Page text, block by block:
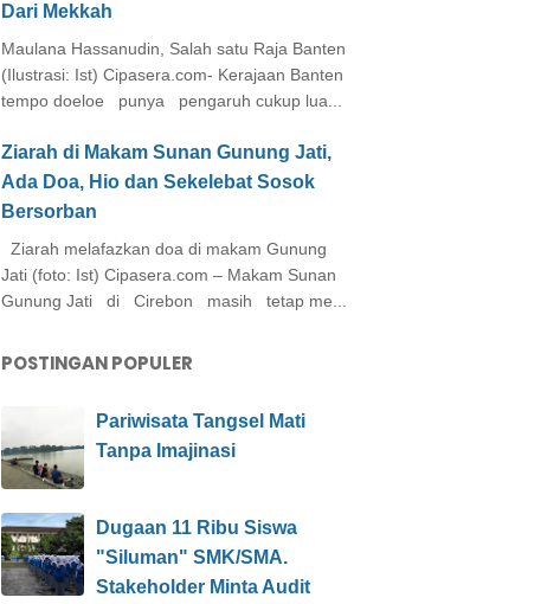
Dari Mekkah
Maulana Hassanudin, Salah satu Raja Banten
(Ilustrasi: Ist) Cipasera.com- Kerajaan Banten
tempo doeloe punya pengaruh cukup lua...
Ziarah di Makam Sunan Gunung Jati,
Ada Doa, Hio dan Sekelebat Sosok
Bersorban
Ziarah melafazkan doa di makam Gunung
Jati (foto: Ist) Cipasera.com – Makam Sunan
Gunung Jati di Cirebon masih tetap me...
POSTINGAN POPULER
Pariwisata Tangsel Mati
Tanpa Imajinasi
Dugaan 11 Ribu Siswa
"Siluman" SMK/SMA.
Stakeholder Minta Audit